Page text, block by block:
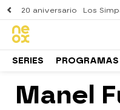
20 aniversario Los
SERIES PROGRAMAS
Manel